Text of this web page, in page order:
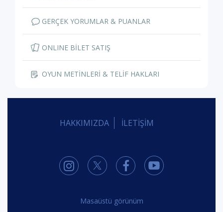
GERÇEK YORUMLAR & PUANLAR
ONLINE BİLET SATIŞ
OYUN METİNLERİ & TELİF HAKLARI
HAKKIMIZDA İLETİŞİM
Masaüstü görünüm